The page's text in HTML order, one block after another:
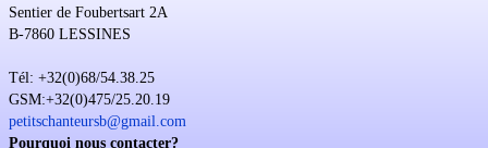
Sentier de Foubertsart 2A
B-7860 LESSINES
Tél: +32(0)68/54.38.25
GSM:+32(0)475/25.20.19
petitschanteursb@gmail.com
Pourquoi nous contacter?